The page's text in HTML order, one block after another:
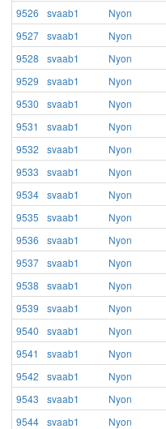
9526
svaab1 Nyon
9527 svaab1 Nyon
9528
svaab1 Nyon
9529
svaab1 Nyon
9530
svaab1 Nyon
9531
svaab1 Nyon
9532
svaab1 Nyon
9533
svaab1 Nyon
9534 svaab1 Nyon
9535
svaab1 Nyon
9536
svaab1 Nyon
9537 svaab1 Nyon
9538
svaab1 Nyon
9539
svaab1 Nyon
9540
svaab1 Nyon
9541
svaab1 Nyon
9542
svaab1 Nyon
9543
svaab1 Nyon
9544 svaab1 Nyon